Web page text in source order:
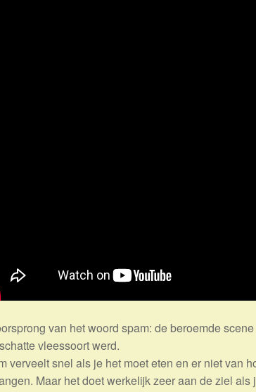
van het woord spam: de beroemde
vleessoort werd.
verveelt snel als je het moet eten en er niet van
Maar het doet werkelijk zeer aan de ziel